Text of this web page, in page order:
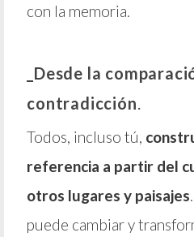
con la memoria.
_Desde la
contradicción.
Todos, incluso tú,
referencia a partir del
otros lugares y paisajes
puede cambiar y